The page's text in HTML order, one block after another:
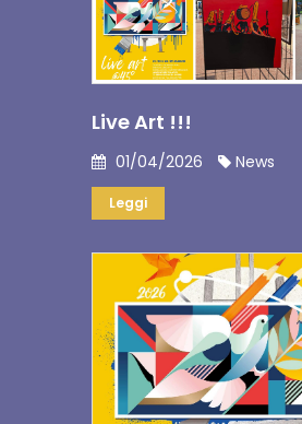
Live Art !!!
01/04/2026 News
Leggi